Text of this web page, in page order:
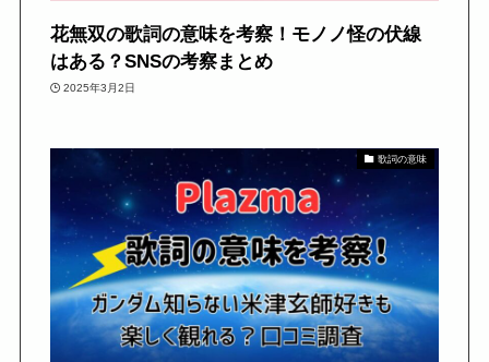
花無双の歌詞の意味を考察！モノノ怪の伏線
はある？SNSの考察まとめ
2025年3月2日
歌詞の意味